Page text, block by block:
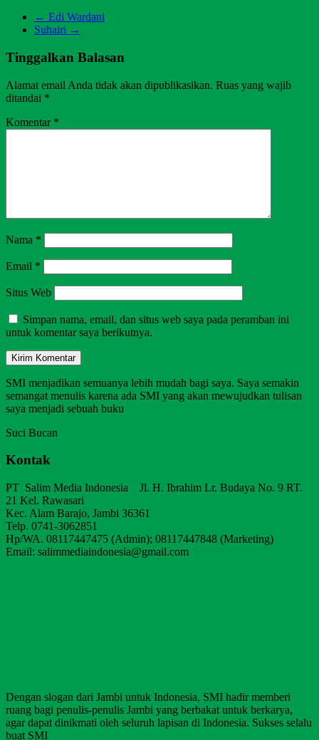
← Edi Wardani
Suhairi →
Tinggalkan Balasan
Alamat email Anda tidak akan dipublikasikan. Ruas yang wajib
ditandai *
Komentar *
Nama *
Email *
Situs Web
Simpan nama, email, dan situs web saya pada peramban ini
untuk komentar saya berikutnya.
SMI menjadikan semuanya lebih mudah bagi saya. Saya semakin
semangat menulis karena ada SMI yang akan mewujudkan tulisan
saya menjadi sebuah buku
Suci Bucan
Kontak
PT Salim Media Indonesia Jl. H. Ibrahim Lr. Budaya No. 9 RT.
21 Kel. Rawasari
Kec. Alam Barajo, Jambi 36361
Telp. 0741-3062851
Hp/WA. 08117447475 (Admin); 08117447848 (Marketing)
Email: salimmediaindonesia@gmail.com
Dengan slogan dari Jambi untuk Indonesia, SMI hadir memberi
ruang bagi penulis-penulis Jambi yang berbakat untuk berkarya,
agar dapat dinikmati oleh seluruh lapisan di Indonesia. Sukses selalu
buat SMI